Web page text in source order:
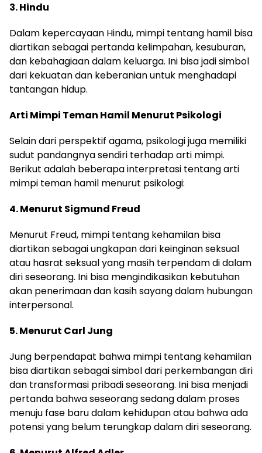
3. Hindu
Dalam kepercayaan Hindu, mimpi tentang hamil bisa
diartikan sebagai pertanda kelimpahan, kesuburan,
dan kebahagiaan dalam keluarga. Ini bisa jadi simbol
dari kekuatan dan keberanian untuk menghadapi
tantangan hidup.
Arti Mimpi Teman Hamil Menurut Psikologi
Selain dari perspektif agama, psikologi juga memiliki
sudut pandangnya sendiri terhadap arti mimpi.
Berikut adalah beberapa interpretasi tentang arti
mimpi teman hamil menurut psikologi:
4. Menurut Sigmund Freud
Menurut Freud, mimpi tentang kehamilan bisa
diartikan sebagai ungkapan dari keinginan seksual
atau hasrat seksual yang masih terpendam di dalam
diri seseorang. Ini bisa mengindikasikan kebutuhan
akan penerimaan dan kasih sayang dalam hubungan
interpersonal.
5. Menurut Carl Jung
Jung berpendapat bahwa mimpi tentang kehamilan
bisa diartikan sebagai simbol dari perkembangan diri
dan transformasi pribadi seseorang. Ini bisa menjadi
pertanda bahwa seseorang sedang dalam proses
menuju fase baru dalam kehidupan atau bahwa ada
potensi yang belum terungkap dalam diri seseorang.